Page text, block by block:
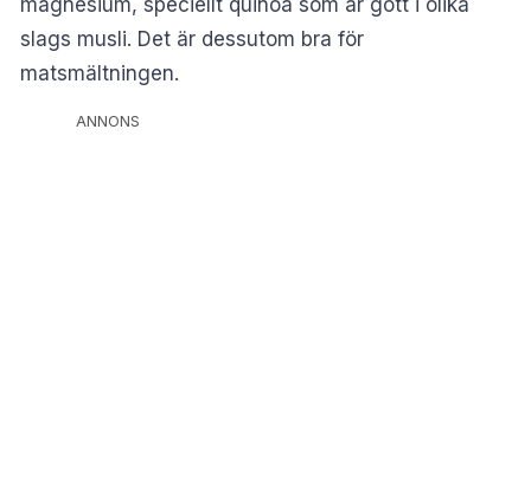
magnesium, speciellt quinoa som är gott i olika
slags musli. Det är dessutom bra för
matsmältningen.
ANNONS